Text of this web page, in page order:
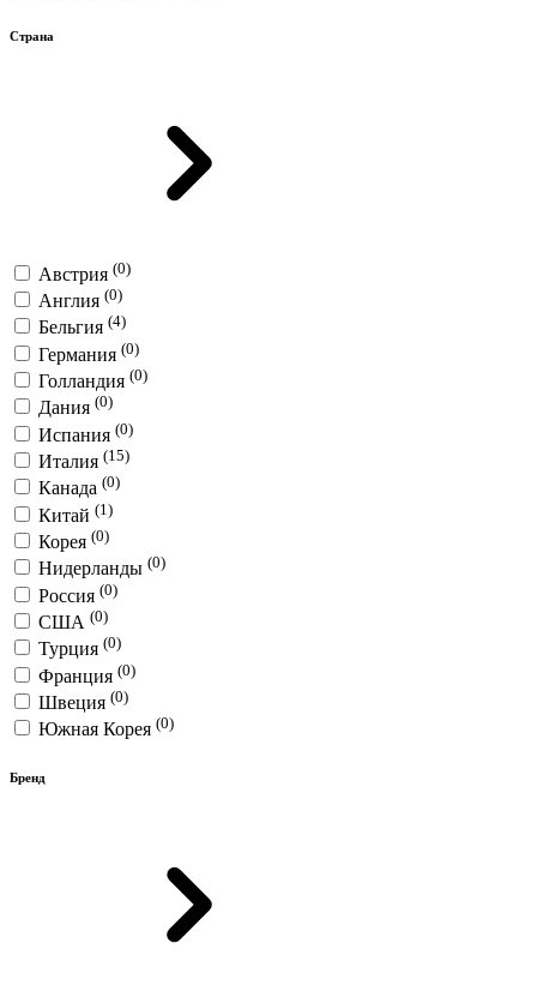
Страна
Австрия (0)
Англия (0)
Бельгия (4)
Германия (0)
Голландия (0)
Дания (0)
Испания (0)
Италия (15)
Канада (0)
Китай (1)
Корея (0)
Нидерланды (0)
Россия (0)
США (0)
Турция (0)
Франция (0)
Швеция (0)
Южная Корея (0)
Бренд